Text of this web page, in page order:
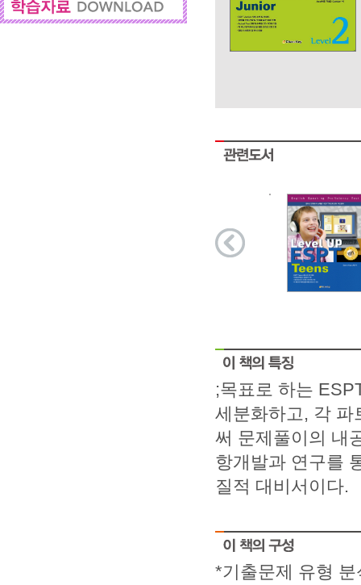
;목표로 하는
세분화하고, 각 파
써 문제풀이의 내
항개발과 연구를
질적 대비서이다.
*기출문제 유형